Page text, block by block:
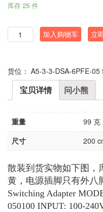
库存 25 件
量
加入购物车 立
货位： A5-3-3-DSA-6PFE-05
宝贝详情 问小熊
重量
99 克
尺寸
200
散装到货实物如下图，
黄，电源插脚只有外八
Switching Adapter
050100 INPUT: 100-